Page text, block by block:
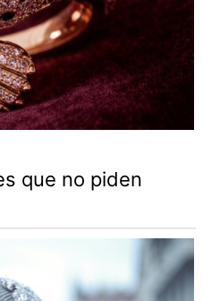
que no piden